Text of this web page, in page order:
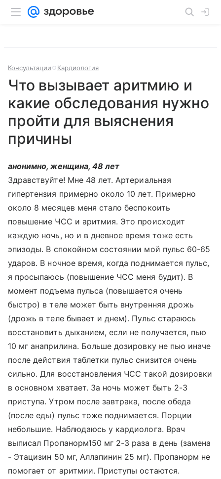
Консультации Кардиология
Что вызывает аритмию и
какие обследования нужно
пройти для выяснения
причины
анонимно, женщина, 48 лет
Здравствуйте! Мне 48 лет. Артериальная
гипертензия примерно около 10 лет. Примерно
около 8 месяцев меня стало беспокоить
повышение ЧСС и аритмия. Это происходит
каждую ночь, но и в дневное время тоже есть
эпизоды. В спокойном состоянии мой пульс 60-65
ударов. В ночное время, когда поднимается пульс,
я просыпаюсь (повышение ЧСС меня будит). В
момент подъема пульса (повышается очень
быстро) в теле может быть внутренняя дрожь
(дрожь в теле бывает и днем). Пульс стараюсь
восстановить дыханием, если не получается, пью
10 мг анаприлина. Больше дозировку не пью иначе
после действия таблетки пульс снизится очень
сильно. Для восстановления ЧСС такой дозировки
в основном хватает. За ночь может быть 2-3
приступа. Утром после завтрака, после обеда
(после еды) пульс тоже поднимается. Порции
небольшие. Наблюдаюсь у кардиолога. Врач
выписал Пропанорм150 мг 2-3 раза в день (замена
- Этацизин 50 мг, Аллапинин 25 мг). Пропанорм не
помогает от аритмии. Приступы остаются.